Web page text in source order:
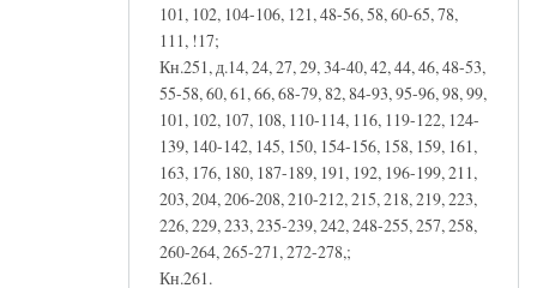
101, 102, 104-106, 121, 48-56, 58, 60-65, 78,
111, !17;
Кн.251, д.14, 24, 27, 29, 34-40, 42, 44, 46, 48-53,
55-58, 60, 61, 66, 68-79, 82, 84-93, 95-96, 98, 99,
101, 102, 107, 108, 110-114, 116, 119-122, 124-
139, 140-142, 145, 150, 154-156, 158, 159, 161,
163, 176, 180, 187-189, 191, 192, 196-199, 211,
203, 204, 206-208, 210-212, 215, 218, 219, 223,
226, 229, 233, 235-239, 242, 248-255, 257, 258,
260-264, 265-271, 272-278,;
Кн.261.